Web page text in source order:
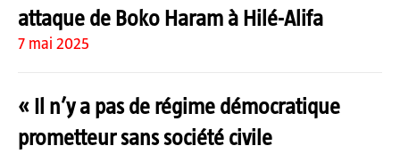
attaque de Boko Haram à Hilé-Alifa
7 mai 2025
« Il n’y a pas de régime démocratique
prometteur sans société civile